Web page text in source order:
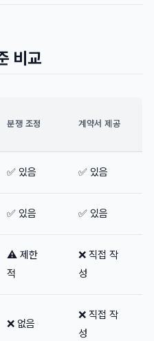
비교
분쟁 조정 계약서 제공
✅ 있음 ✅ 있음
✅ 있음 ✅ 있음
⚠️ 제한
적
❌ 직접 작
성
❌ 없음
❌ 직접 작
성